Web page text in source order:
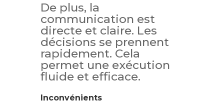
De plus, la
communication est
directe et claire. Les
décisions se prennent
rapidement. Cela
permet une exécution
fluide et efficace.
Inconvénients